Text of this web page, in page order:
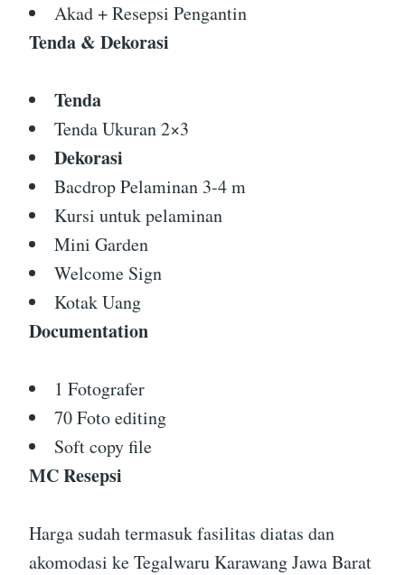
Akad + Resepsi Pengantin
Tenda & Dekorasi
Tenda
Tenda Ukuran 2×3
Dekorasi
Bacdrop Pelaminan 3-4 m
Kursi untuk pelaminan
Mini Garden
Welcome Sign
Kotak Uang
Documentation
1 Fotografer
70 Foto editing
Soft copy file
MC Resepsi
Harga sudah termasuk fasilitas diatas dan
akomodasi ke Tegalwaru Karawang Jawa Barat